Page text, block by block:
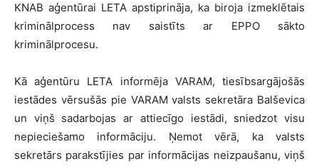
KNAB aģentūrai LETA apstiprināja, ka biroja izmeklētais
kriminālprocess nav saistīts ar EPPO sākto
kriminālprocesu.
Kā aģentūru LETA informēja VARAM, tiesībsargājošās
iestādes vērsušās pie VARAM valsts sekretāra Balševica
un viņš sadarbojas ar attiecīgo iestādi, sniedzot visu
nepieciešamo informāciju. Ņemot vērā, ka valsts
sekretārs parakstījies par informācijas neizpaušanu, viņš